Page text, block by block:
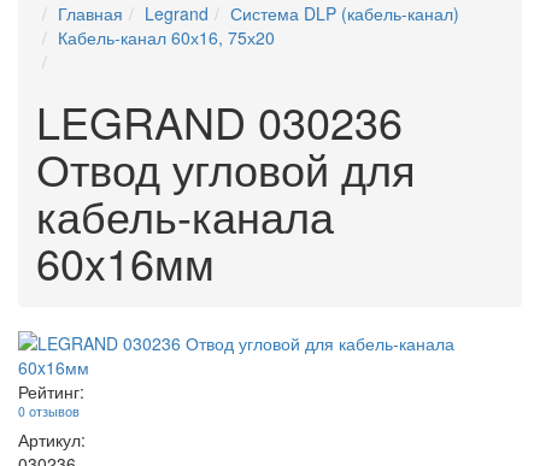
Главная
Legrand
Система DLP (кабель-канал)
Кабель-канал 60х16, 75х20
LEGRAND 030236
Отвод угловой для
кабель-канала
60x16мм
Рейтинг:
0 отзывов
Артикул: